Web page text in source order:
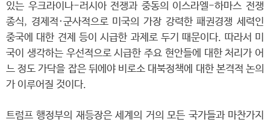
있는 우크라이나-러시아 전쟁과 중동의 이스라엘-하마스 전쟁
종식, 경제적·군사적으로 미국의 가장 강력한 패권경쟁 세력인
중국에 대한 견제 등이 시급한 과제로 두기 때문이다. 따라서 미
국이 생각하는 우선적으로 시급한 주요 현안들에 대한 처리가 어
느 정도 가닥을 잡은 뒤에야 비로소 대북정책에 대한 본격적 논의
가 이루어질 것이다.
트럼프 행정부의 재등장은 세계의 거의 모든 국가들과 마찬가지